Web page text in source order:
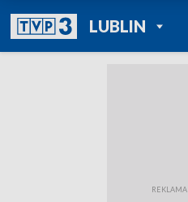
LUBLINPOWRÓT DO
TVP REGIONY